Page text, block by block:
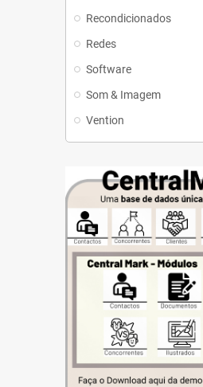
Recondicionados
Redes
Software
Som & Imagem
Vention